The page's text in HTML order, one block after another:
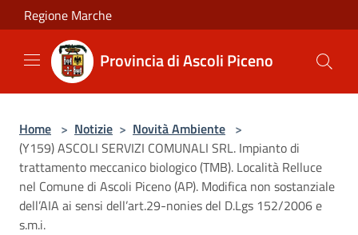
Salta al contenuto principale
Regione Marche
Provincia di Ascoli Piceno
Home > Notizie > Novità Ambiente >
(Y159) ASCOLI SERVIZI COMUNALI SRL. Impianto di
trattamento meccanico biologico (TMB). Località Relluce
nel Comune di Ascoli Piceno (AP). Modifica non sostanziale
dell’AIA ai sensi dell’art.29-nonies del D.Lgs 152/2006 e
s.m.i.